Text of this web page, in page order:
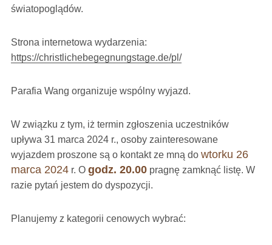
światopoglądów.
Strona internetowa wydarzenia:
https://christlichebegegnungstage.de/pl/
Parafia Wang organizuje wspólny wyjazd.
W związku z tym, iż termin zgłoszenia uczestników
upływa 31 marca 2024 r., osoby zainteresowane
wyjazdem proszone są o kontakt ze mną do wtorku 26
marca 2024r. O godz. 20.00pragnę zamknąć listę. W
razie pytań jestem do dyspozycji.
Planujemy z kategorii cenowych wybrać: